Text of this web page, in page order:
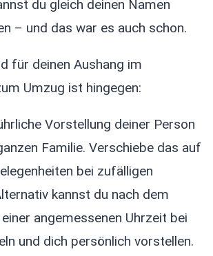
du gleich deinen Namen
– und das war es auch schon.
für deinen Aushang im
Umzug ist hingegen:
Vorstellung deiner Person
Familie. Verschiebe das auf
bei zufälligen
kannst du nach dem
angemessenen Uhrzeit bei
und dich persönlich vorstellen.